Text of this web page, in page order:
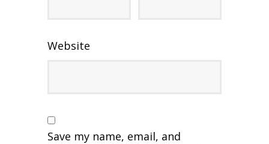
Website
Save my name, email, and